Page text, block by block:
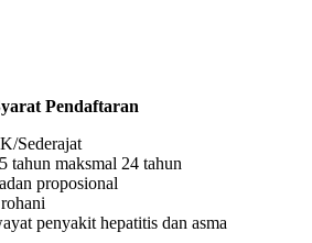
Pendaftaran
Sederajat
tahun maksmal 24 tahun
proposional
penyakit hepatitis dan asma